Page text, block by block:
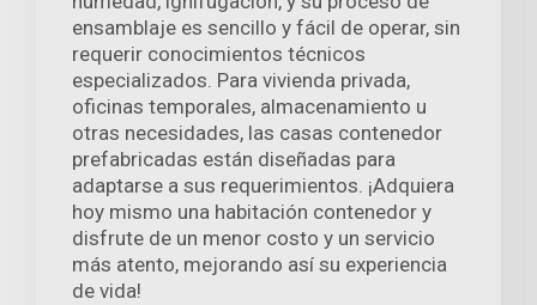
ensamblaje es sencillo y fácil de operar, sin
requerir conocimientos técnicos
especializados. Para vivienda privada,
oficinas temporales, almacenamiento u
otras necesidades, las casas contenedor
prefabricadas están diseñadas para
adaptarse a sus requerimientos. ¡Adquiera
hoy mismo una habitación contenedor y
disfrute de un menor costo y un servicio
más atento, mejorando así su experiencia
de vida!